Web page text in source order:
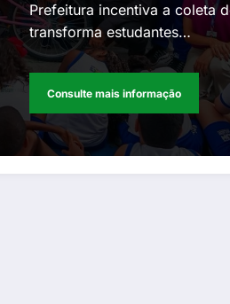
Prefeitura incentiva a coleta
transforma estudantes…
Consulte mais informação